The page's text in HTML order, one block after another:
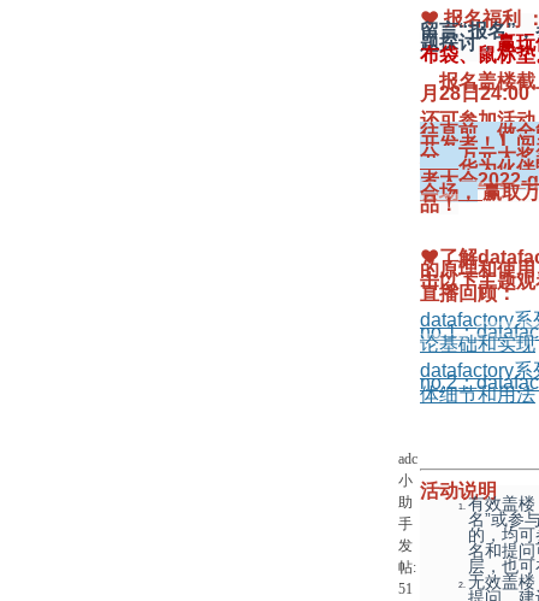
adc
小
助
手
发
帖:
51
❤ 报名福利
留言“报名”
题探讨，赢
布袋、鼠标垫
报名盖楼截
月28日24:00
还可参加活动
往直前，做
开发者！】
分，万元大
——华为伙伴
者大会2022-
会场， 赢取
品！
❤了解
的原理和使
击以下主题
直播回顾：
datafactory系
no.1：
论基础和实现
datafactory系
no.2：
体细节和用法
活动说明
有效盖楼
名”或参
的，均
名和提
层，也
无效盖
提问、